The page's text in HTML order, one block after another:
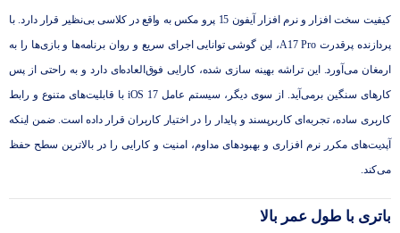
کیفیت سخت ‌افزار و نرم ‌افزار آیفون 15 پرو مکس به واقع در کلاسی بی‌نظیر قرار دارد. با
پردازنده پرقدرت A17 Pro، این گوشی توانایی اجرای سریع و روان برنامه‌ها و بازی‌ها را به
‌ارمغان می‌آورد. این تراشه بهینه‌ سازی شده، کارایی فوق‌العاده‌ای دارد و به راحتی از پس
کارهای سنگین برمی‌آید. از سوی دیگر، سیستم ‌عامل iOS 17 با قابلیت‌های متنوع و رابط
کاربری ساده، تجربه‌ای کاربرپسند و پایدار را در اختیار کاربران قرار داده است. ضمن اینکه
آپدیت‌های مکرر نرم ‌افزاری و بهبودهای مداوم، امنیت و کارایی را در بالاترین سطح حفظ
می‌کند.
باتری با طول عمر بالا